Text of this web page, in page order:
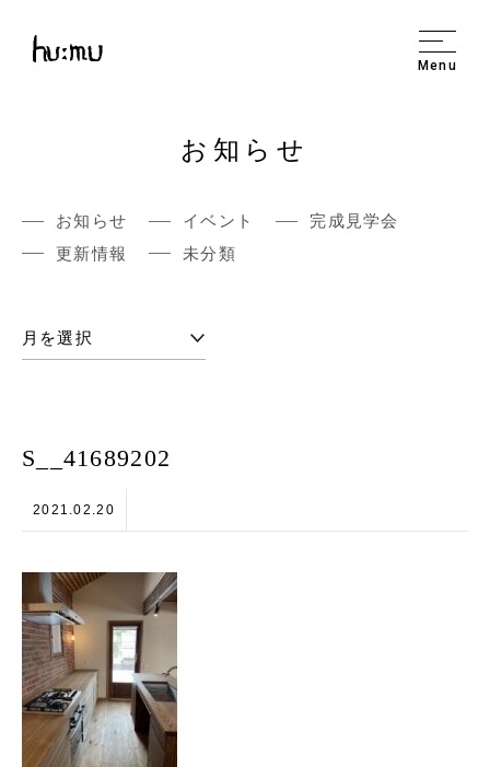
Menu
お知らせ
お知らせ イベント
完成見学会
更新情報
未分類
S__41689202
2021.02.20